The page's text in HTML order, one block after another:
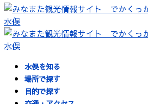
水俣を知る
場所で探す
目的で探す